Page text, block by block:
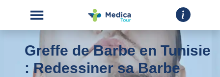
Greffe de Barbe en Tunisie
: Redessiner sa Barbe